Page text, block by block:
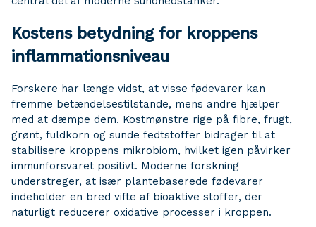
Kostens betydning for kroppens
inflammationsniveau
Forskere har længe vidst, at visse fødevarer kan
fremme betændelsestilstande, mens andre hjælper
med at dæmpe dem. Kostmønstre rige på fibre, frugt,
grønt, fuldkorn og sunde fedtstoffer bidrager til at
stabilisere kroppens mikrobiom, hvilket igen påvirker
immunforsvaret positivt. Moderne forskning
understreger, at især plantebaserede fødevarer
indeholder en bred vifte af bioaktive stoffer, der
naturligt reducerer oxidative processer i kroppen.